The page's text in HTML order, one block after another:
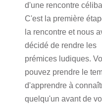
d'une rencontre
C'est la première
la rencontre et nous
décidé de rendre les
prémices ludiques.
pouvez prendre le
d'apprendre à
quelqu'un avant de